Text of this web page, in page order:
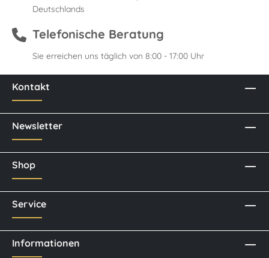
Deutschlands
Telefonische Beratung
Sie erreichen uns täglich von 8:00 - 17:00 Uhr
Kontakt
Newsletter
Shop
Service
Informationen